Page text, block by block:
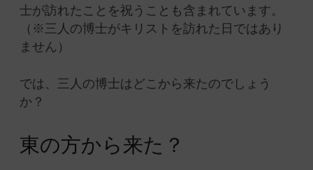
士が訪れたことを祝うことも含まれています。
（※三人の博士がキリストを訪れた日ではあり
ません）
では、三人の博士はどこから来たのでしょう
か？
東の方から来た？